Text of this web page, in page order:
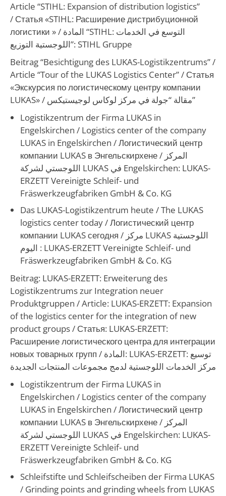
Article “STIHL: Expansion of distribution logistics”
/ Статья «STIHL: Расширение дистрибуционной
логистики » / المادة “STIHL: التوسع في الخدمات
اللوجستية التوزيع”: STIHL Gruppe
Beitrag “Besichtigung des LUKAS-Logistikzentrums” /
Article “Tour of the LUKAS Logistics Center”/ Статья
«Экскурсия по логистическому центру компании
LUKAS» /
مقالة “جولة في مركز لوكاس لوجيستيكس”
Logistikzentrum der Firma LUKAS in
Engelskirchen / Logistics center of the company
LUKAS in Engelskirchen / Логистический центр
компании LUKAS в Энгельскирхене / المركز
اللوجستي لشركة LUKAS في Engelskirchen: LUKAS-
ERZETT Vereinigte Schleif- und
Fräswerkzeugfabriken GmbH & Co. KG
Das LUKAS-Logistikzentrum heute /The LUKAS
logistics center today/ Логистический центр
компании LUKAS сегодня / مركز LUKAS اللوجستية
اليوم : LUKAS-ERZETT Vereinigte Schleif- und
Fräswerkzeugfabriken GmbH & Co. KG
Beitrag: LUKAS-ERZETT: Erweiterung des
Logistikzentrums zur Integration neuer
Produktgruppen /Article: LUKAS-ERZETT: Expansion
of the logistics center for the integration of new
product groups/ Статья: LUKAS-ERZETT:
Расширение логистического центра для интеграции
новых товарных групп / المادة: LUKAS-ERZETT: توسيع
مركز الخدمات اللوجستية لدمج مجموعات المنتجات الجديدة
Logistikzentrum der Firma LUKAS in
Engelskirchen / Logistics center of the company
LUKAS in Engelskirchen /Логистический центр
компании LUKAS в Энгельскирхене/ المركز
اللوجستي لشركة LUKAS في Engelskirchen: LUKAS-
ERZETT Vereinigte Schleif- und
Fräswerkzeugfabriken GmbH & Co. KG
Schleifstifte und Schleifscheiben der Firma LUKAS
/ Grinding points and grinding wheels from LUKAS